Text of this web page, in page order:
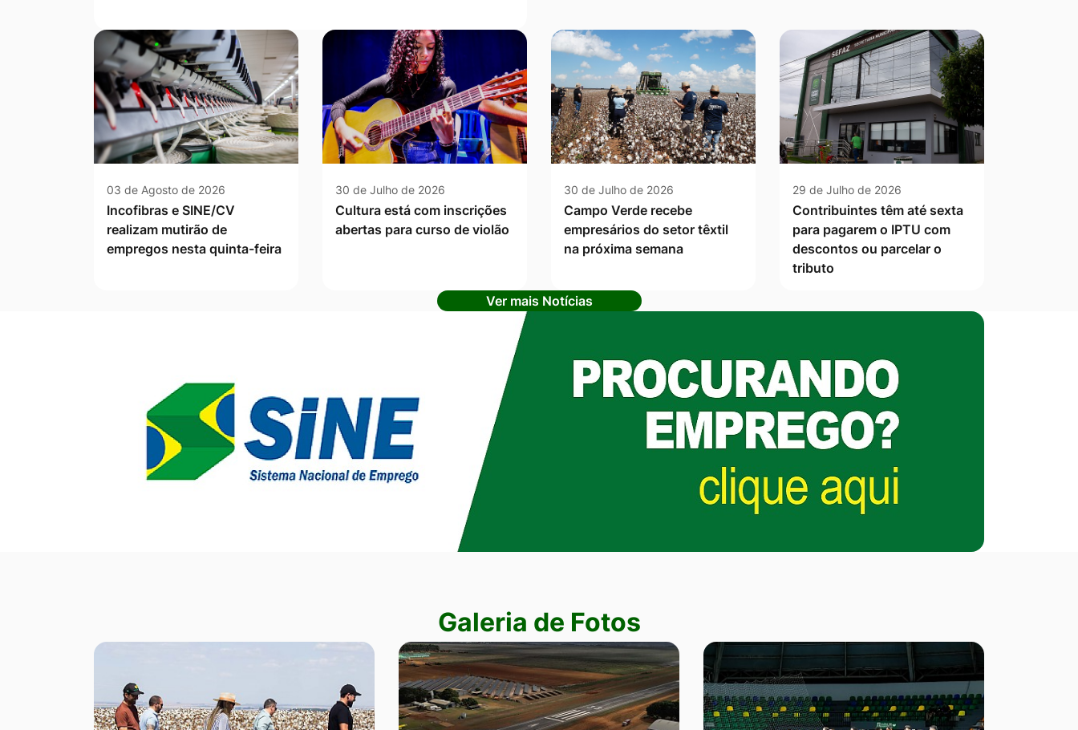
03 de Agosto de 2026
Incofibras e SINE/CV
realizam mutirão de
empregos nesta quinta-feira
30 de Julho de 2026
Cultura está com inscrições
abertas para curso de violão
30 de Julho de 2026
Campo Verde recebe
empresários do setor têxtil
na próxima semana
29 de Julho de 2026
Contribuintes têm até sexta
para pagarem o IPTU com
descontos ou parcelar o
tributo
Ver mais Notícias
Galeria de Fotos